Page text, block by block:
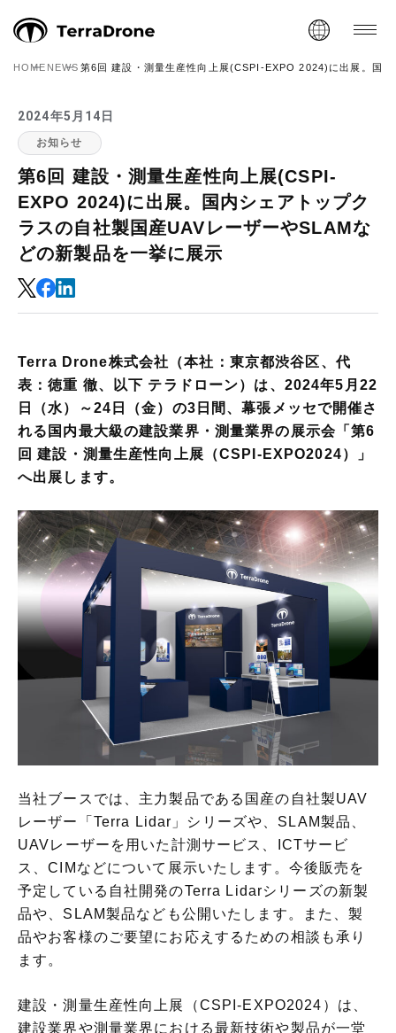
HOME NEWS 第6回 建設・測量生産性向上展(CSPI-EXPO 2024)に出展。国
2024年5月14日
お知らせ
第6回 建設・測量生産性向上展(CSPI-
EXPO 2024)に出展。国内シェアトップク
ラスの自社製国産UAVレーザーやSLAMな
どの新製品を一挙に展示
Terra Drone株式会社（本社：東京都渋谷区、代
表：徳重 徹、以下 テラドローン）は、2024年5月22
日（水）～24日（金）の3日間、幕張メッセで開催さ
れる国内最大級の建設業界・測量業界の展示会「第6
回 建設・測量生産性向上展（CSPI-EXPO2024）」
へ出展します。
当社ブースでは、主力製品である国産の自社製UAV
レーザー「Terra Lidar」シリーズや、SLAM製品、
UAVレーザーを用いた計測サービス、ICTサービ
ス、CIMなどについて展示いたします。今後販売を
予定している自社開発のTerra Lidarシリーズの新製
品や、SLAM製品なども公開いたします。また、製
品やお客様のご要望にお応えするための相談も承り
ます。
建設・測量生産性向上展（CSPI-EXPO2024）は、
建設業界や測量業界における最新技術や製品が一堂